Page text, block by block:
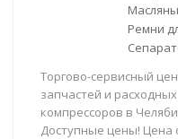
Ремни
Торгово-сервисный
запчастей и
компрессоров в
Доступные цены! Цена